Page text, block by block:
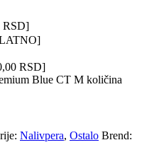
RSD]
RSD]
Blue CT M količina
Nalivpera, Ostalo Brend: